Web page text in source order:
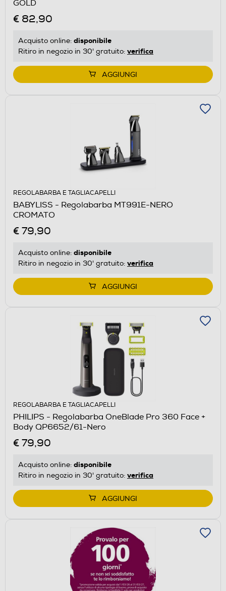
GOLD
€ 82,90
Acquisto online: disponibile
Ritiro in negozio in 30' gratuito: verifica
AGGIUNGI
REGOLABARBA E TAGLIACAPELLI
BABYLISS - Regolabarba MT991E-NERO
CROMATO
€ 79,90
Acquisto online: disponibile
Ritiro in negozio in 30' gratuito: verifica
AGGIUNGI
REGOLABARBA E TAGLIACAPELLI
PHILIPS - Regolabarba OneBlade Pro 360 Face +
Body QP6652/61-Nero
€ 79,90
Acquisto online: disponibile
Ritiro in negozio in 30' gratuito: verifica
AGGIUNGI